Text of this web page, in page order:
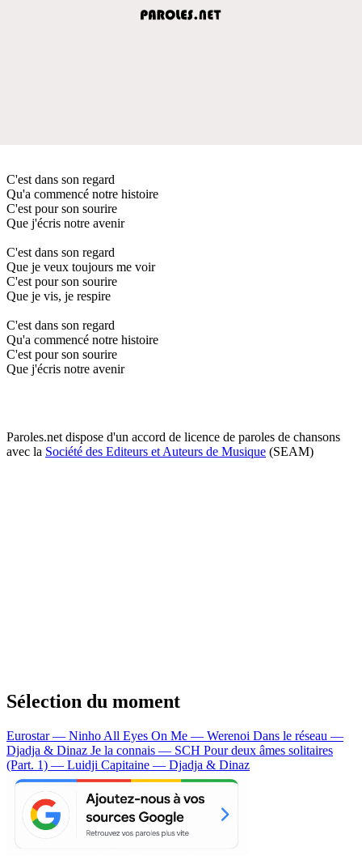
C'est dans son regard
Qu'a commencé notre histoire
C'est pour son sourire
Que j'écris notre avenir
C'est dans son regard
Que je veux toujours me voir
C'est pour son sourire
Que je vis, je respire
C'est dans son regard
Qu'a commencé notre histoire
C'est pour son sourire
Que j'écris notre avenir
Paroles.net dispose d'un accord de licence de paroles de chansons
avec la Société des Editeurs et Auteurs de Musique (SEAM)
Sélection du moment
Eurostar — Ninho All Eyes On Me — Werenoi Dans le réseau —
Djadja & Dinaz Je la connais — SCH Pour deux âmes solitaires
(Part. 1) — Luidji Capitaine — Djadja & Dinaz